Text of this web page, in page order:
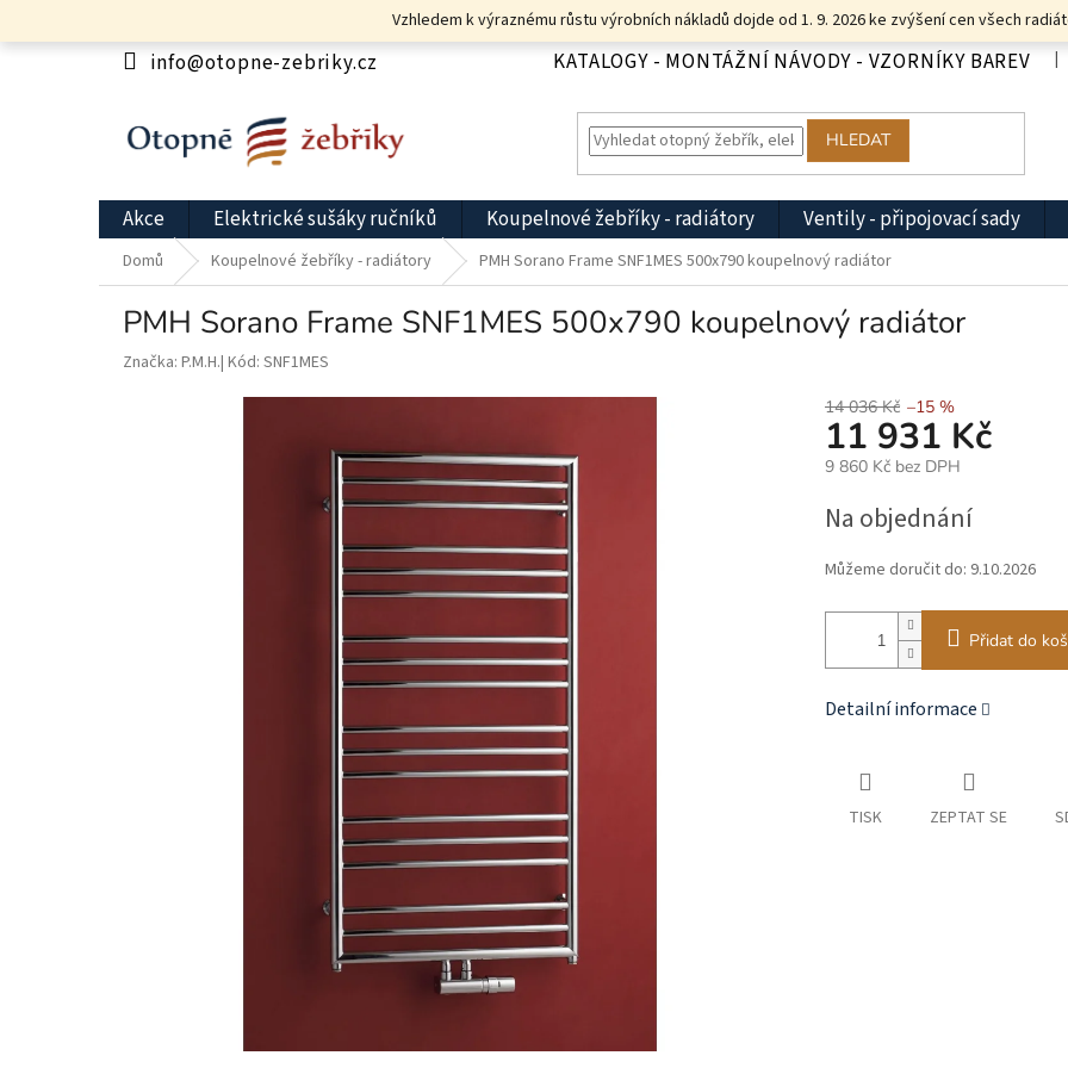
Vzhledem k výraznému růstu výrobních nákladů dojde od 1. 9. 2026 ke zvýšení cen všech
info@otopne-zebriky.cz KATALOGY - MONTÁŽNÍ NÁVODY - VZORNÍKY BAREV
HLEDAT
Akce Elektrické sušáky ručníků Koupelnové žebříky - radiátory Ventily - připojovací sady
Domů Koupelnové žebříky - radiátory PMH Sorano Frame SNF1MES 500x790 koupelnový radiátor
PMH Sorano Frame SNF1MES 500x790 koupelnový radiátor
Značka: P.M.H. Kód: SNF1MES
14 036 Kč –15 %
11 931 Kč
9 860 Kč bez DPH
cena:
Na objednání
Můžeme doručit do: 9.10.2026
Přidat do
Detailní informace
TISK ZEPTAT SE